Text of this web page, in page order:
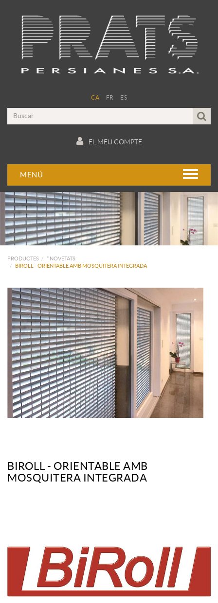
CA FR ES
EL MEU COMPTE
MENÚ
PRODUCTES
* NOVETATS
BIROLL - ORIENTABLE AMB MOSQUITERA INTEGRADA
BIROLL - ORIENTABLE AMB
MOSQUITERA INTEGRADA